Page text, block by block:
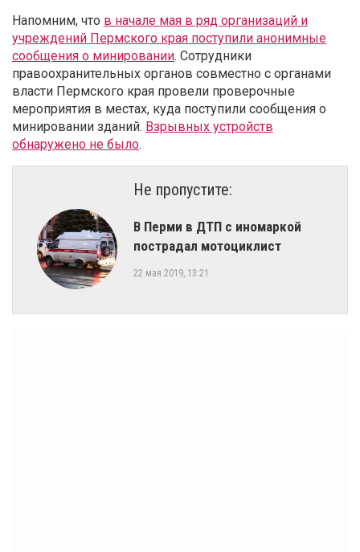
Напомним, что в начале мая в ряд организаций и
учреждений Пермского края поступили анонимные
сообщения о минировании. Сотрудники
правоохранительных органов совместно с органами
власти Пермского края провели проверочные
мероприятия в местах, куда поступили сообщения о
минировании зданий. Взрывных устройств
обнаружено не было.
Не пропустите:
​В Перми в ДТП с иномаркой
пострадал мотоциклист
22 мая 2019, 13:21